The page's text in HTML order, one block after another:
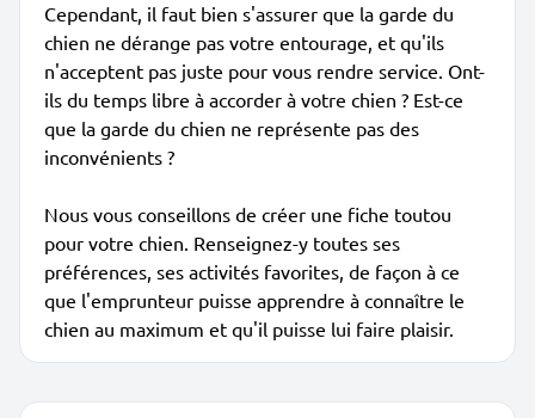
Cependant, il faut bien s'assurer que la garde du
chien ne dérange pas votre entourage, et qu'ils
n'acceptent pas juste pour vous rendre service. Ont-
ils du temps libre à accorder à votre chien ? Est-ce
que la garde du chien ne représente pas des
inconvénients ?
Nous vous conseillons de créer une fiche toutou
pour votre chien. Renseignez-y toutes ses
préférences, ses activités favorites, de façon à ce
que l'emprunteur puisse apprendre à connaître le
chien au maximum et qu'il puisse lui faire plaisir.